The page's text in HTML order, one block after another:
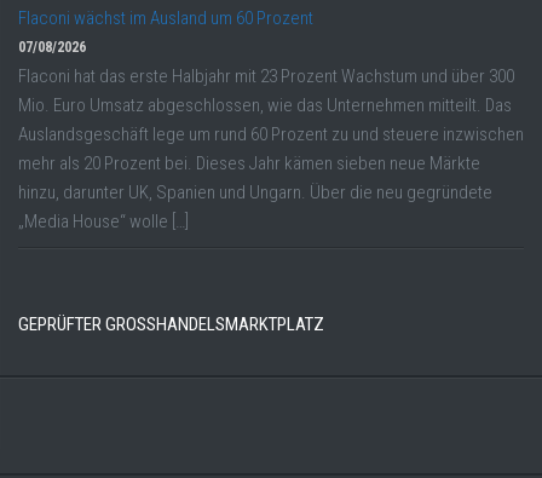
Flaconi wächst im Ausland um 60 Prozent
07/08/2026
Flaconi hat das erste Halbjahr mit 23 Prozent Wachstum und über 300
Mio. Euro Umsatz abgeschlossen, wie das Unternehmen mitteilt. Das
Auslandsgeschäft lege um rund 60 Prozent zu und steuere inzwischen
mehr als 20 Prozent bei. Dieses Jahr kämen sieben neue Märkte
hinzu, darunter UK, Spanien und Ungarn. Über die neu gegründete
„Media House“ wolle […]
GEPRÜFTER GROSSHANDELSMARKTPLATZ